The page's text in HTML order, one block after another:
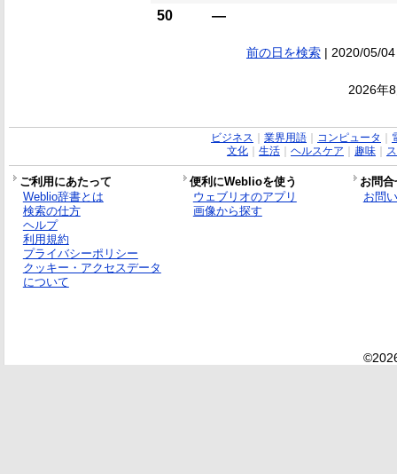
50
―
前の日を検索| 2020/05/
2026年
ビジネス 業界用語｜ コンピュータ
文化｜ 生活｜ ヘルスケア 趣味｜
ご利用にあたって 便利にWeblioを使う
お問
Weblio辞書とは
検索の仕方
ヘルプ
利用規約
プライバシーポリシー
クッキー・アクセスデータ
について
ウェブリオのアプリ
画像から探す
お問